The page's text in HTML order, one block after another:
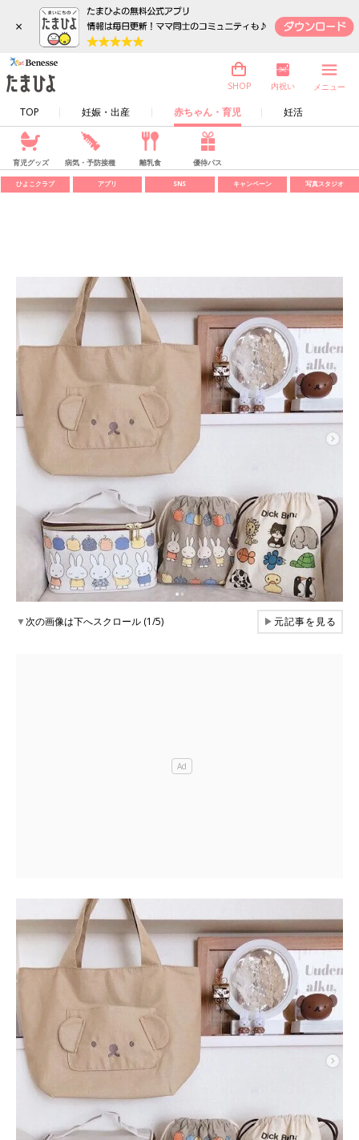
×
TOP 妊娠・出産 赤ちゃん・育児 妊活
SHOP 内祝い メニュー
育児グッズ 病気・予防接種 離乳食 優待パス
ひよこクラブ アプリ SNS キャンペーン 写真スタジオ
▼次の画像は下へスクロール (1/5) ▶元記事を見る